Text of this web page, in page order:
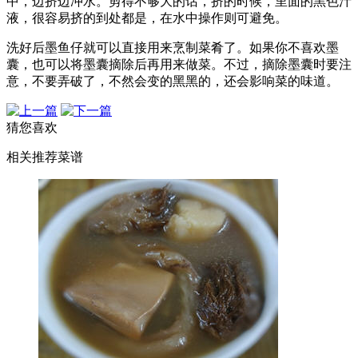
液，很容易挤的到处都是，在水中操作则可避免。
洗好后墨鱼仔就可以直接用来烹制菜肴了。如果你不喜欢墨
囊，也可以将墨囊摘除后再用来做菜。不过，摘除墨囊时要注
意，不要弄破了，不然会变的黑黑的，还会影响菜的味道。
猜您喜欢
相关推荐菜谱